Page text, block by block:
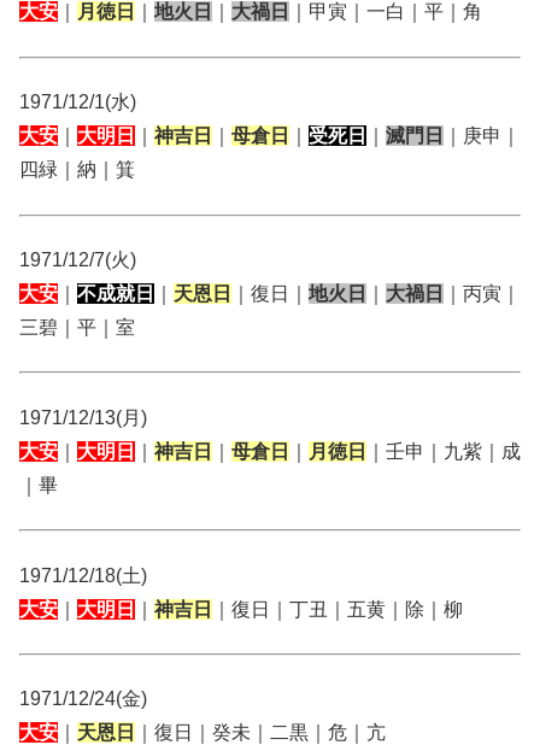
大安
月徳日 地火日 大禍日 ｜甲寅｜一白｜平｜角
1971/12/1(水)
大安
大明日 神吉日 母倉日 受死日 滅門日
｜庚申｜
四緑｜納｜箕
1971/12/7(火)
大安
不成就日 天恩日 ｜復日｜ 地火日 大禍日
｜丙寅｜
三碧｜平｜室
1971/12/13(月)
大安
大明日 神吉日 母倉日 月徳日
｜壬申｜九紫｜成
｜畢
1971/12/18(土)
大安
大明日 神吉日 ｜復日｜丁丑｜五黄｜除｜柳
1971/12/24(金)
大安
天恩日 ｜復日｜癸未｜二黒｜危｜亢